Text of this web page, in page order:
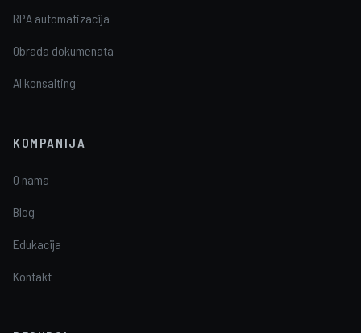
RPA automatizacija
Obrada dokumenata
AI konsalting
KOMPANIJA
O nama
Blog
Edukacija
Kontakt